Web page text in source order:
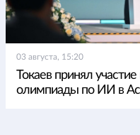
03 августа, 15:20
Токаев принял
олимпиады по ИИ в